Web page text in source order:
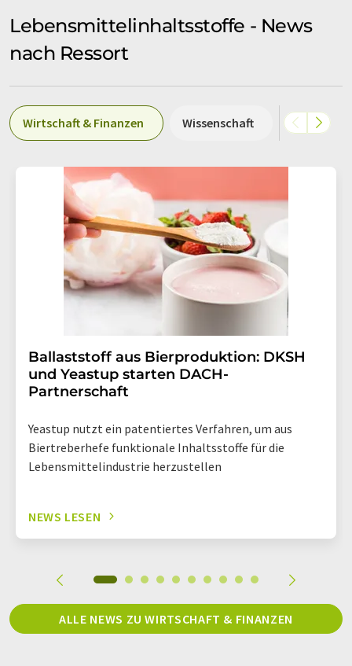
Lebensmittelinhaltsstoffe - News
nach Ressort
Wirtschaft & Finanzen Wissenschaft
Ballaststoff aus Bierproduktion: DKSH
und Yeastup starten DACH-
Partnerschaft
Yeastup nutzt ein patentiertes Verfahren, um aus
Biertreberhefe funktionale Inhaltsstoffe für die
Lebensmittelindustrie herzustellen
NEWS LESEN
ALLE NEWS ZU WIRTSCHAFT & FINANZEN